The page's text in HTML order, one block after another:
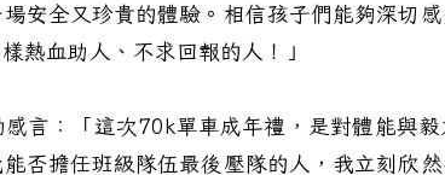
安全又珍貴的體驗。相信孩子們能夠深切
熱血助人、不求回報的人！」
：「這次70k單車成年禮，是對體能與毅
否擔任班級隊伍最後壓隊的人，我立刻欣